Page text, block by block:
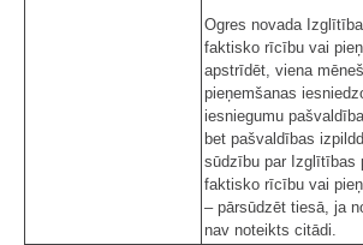
Ogres novada
faktisko rīcību vai
apstrīdēt, viena
pieņemšanas
iesniegumu
bet pašvaldības
sūdzību par Izglītības
faktisko rīcību vai
– pārsūdzēt tiesā, ja
nav noteikts citādi.